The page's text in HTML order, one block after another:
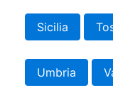
Sicilia
Umbria